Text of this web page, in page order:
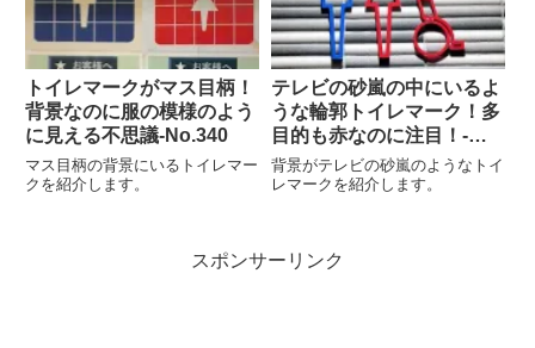
トイレマークがマス目柄！
背景なのに服の模様のよう
に見える不思議‐No.340
マス目柄の背景にいるトイレマー
クを紹介します。
テレビの砂嵐の中にいるよ
うな輪郭トイレマーク！多
目的も赤なのに注目！‐
No.907
背景がテレビの砂嵐のようなトイ
レマークを紹介します。
スポンサーリンク